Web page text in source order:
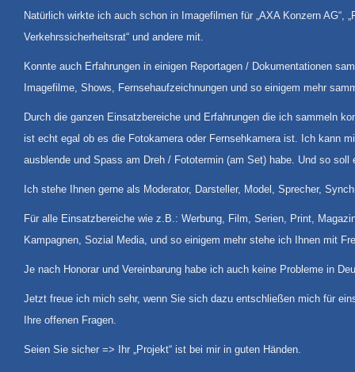
Natürlich wirkte ich auch schon in Imagefilmen für „AXA Konzern AG“,
Verkehrssicherheitsrat“ und andere mit.
Konnte auch Erfahrungen in einigen Reportagen / Dokumentationen
Imagefilme, Shows, Fernsehaufzeichnungen und so einigem mehr
Durch die ganzen Einsatzbereiche und Erfahrungen die ich sammeln
ist echt egal ob es die Fotokamera oder Fernsehkamera ist. Ich kann
ausblende und Spass am Dreh / Fototermin (am Set) habe. Und so soll
Ich stehe Ihnen gerne als Moderator, Darsteller, Model, Sprecher,
Für alle Einsatzbereiche wie z.B.: Werbung, Film, Serien, Print,
Kampagnen, Sozial Media, und so einigem mehr stehe ich Ihnen mit
Je nach Honorar und Vereinbarung habe ich auch keine Probleme in
Jetzt freue ich mich sehr, wenn Sie sich dazu entschließen mich für
Ihre offenen Fragen.
Seien Sie sicher => Ihr „Projekt“ ist bei mir in guten Händen.